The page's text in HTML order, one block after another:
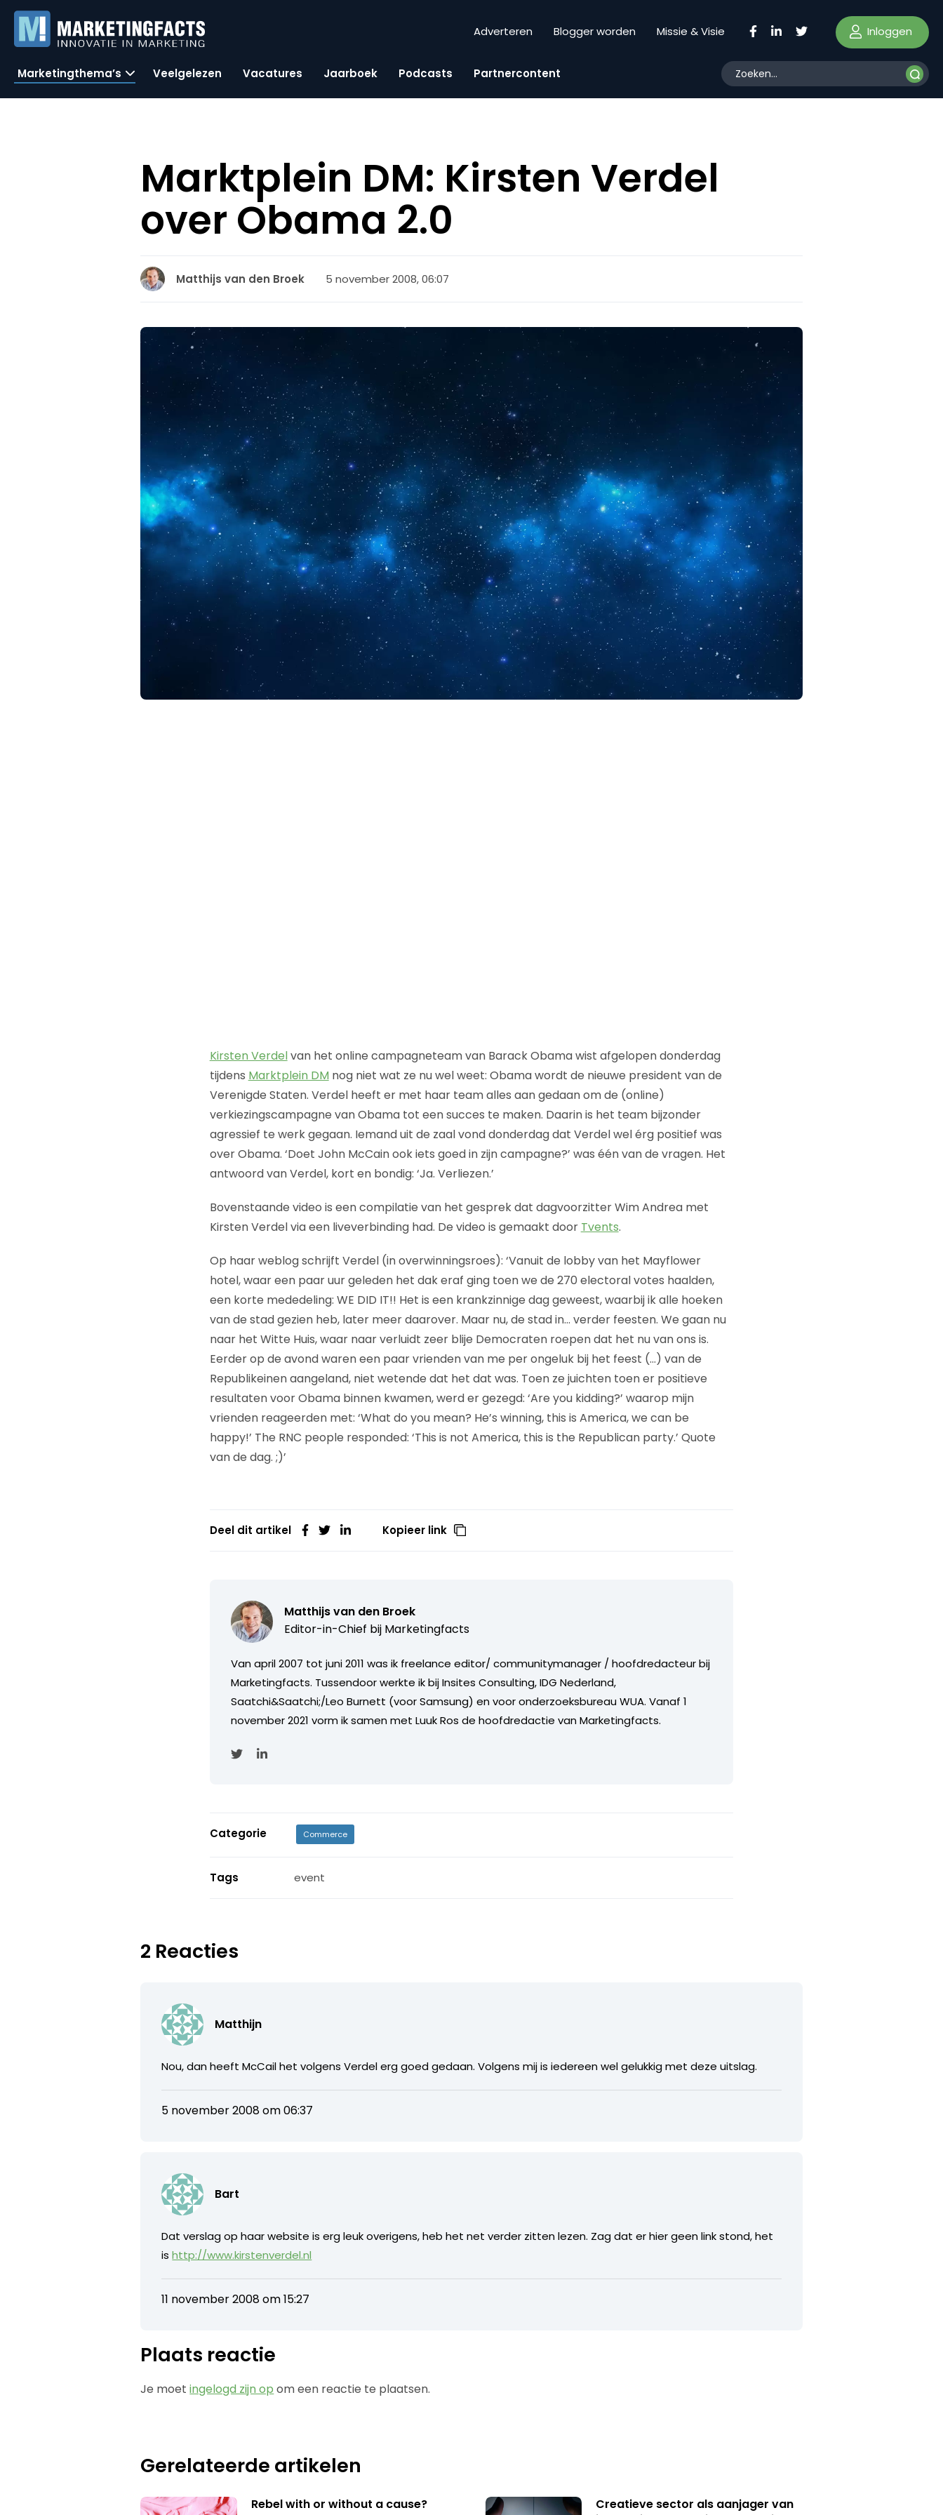
Adverteren Blogger worden Missie & Visie Inloggen
Marketingthema’s Veelgelezen Vacatures Jaarboek Podcasts Partnercontent
Marktplein DM: Kirsten Verdel
over Obama 2.0
Matthijs van den Broek 5 november 2008, 06:07
Kirsten Verdelvan het online campagneteam van Barack Obama wist afgelopen donderdag
tijdens Marktplein DM nog niet wat ze nu wel weet: Obama wordt de nieuwe president van de
Verenigde Staten. Verdel heeft er met haar team alles aan gedaan om de (online)
verkiezingscampagne van Obama tot een succes te maken. Daarin is het team bijzonder
agressief te werk gegaan. Iemand uit de zaal vond donderdag dat Verdel wel érg positief was
over Obama. ‘Doet John McCain ook iets goed in zijn campagne?’ was één van de vragen. Het
antwoord van Verdel, kort en bondig: ‘Ja. Verliezen.’
Bovenstaande video is een compilatie van het gesprek dat dagvoorzitter Wim Andrea met
Kirsten Verdel via een liveverbinding had. De video is gemaakt door Tvents.
Op haar weblog schrijft Verdel (in overwinningsroes): ‘Vanuit de lobby van het Mayflower
hotel, waar een paar uur geleden het dak eraf ging toen we de 270 electoral votes haalden,
een korte mededeling: WE DID IT!! Het is een krankzinnige dag geweest, waarbij ik alle hoeken
van de stad gezien heb, later meer daarover. Maar nu, de stad in… verder feesten. We gaan nu
naar het Witte Huis, waar naar verluidt zeer blije Democraten roepen dat het nu van ons is.
Eerder op de avond waren een paar vrienden van me per ongeluk bij het feest (…) van de
Republikeinen aangeland, niet wetende dat het dat was. Toen ze juichten toen er positieve
resultaten voor Obama binnen kwamen, werd er gezegd: ‘Are you kidding?’ waarop mijn
vrienden reageerden met: ‘What do you mean? He’s winning, this is America, we can be
happy!’ The RNC people responded: ‘This is not America, this is the Republican party.’ Quote
van de dag. ;)’
Deel dit artikel Kopieer link
Matthijs van den Broek
Editor-in-Chief bij Marketingfacts
Van april 2007 tot juni 2011 was ik freelance editor/ communitymanager / hoofdredacteur bij
Marketingfacts. Tussendoor werkte ik bij Insites Consulting, IDG Nederland,
Saatchi&Saatchi;/Leo Burnett (voor Samsung) en voor onderzoeksbureau WUA. Vanaf 1
november 2021 vorm ik samen met Luuk Ros de hoofdredactie van Marketingfacts.
Categorie Commerce
Tags event
2 Reacties
Matthijn
Nou, dan heeft McCail het volgens Verdel erg goed gedaan. Volgens mij is iedereen wel gelukkig met deze uitslag.
5 november 2008 om 06:37
Bart
Dat verslag op haar website is erg leuk overigens, heb het net verder zitten lezen. Zag dat er hier geen link stond, het
ishttp://www.kirstenverdel.nl
11 november 2008 om 15:27
Plaats reactie
Je moetingelogd zijn op om een reactie te plaatsen.
Gerelateerde artikelen
Rebel with or without a cause?
Creatieve sector als aanjager van